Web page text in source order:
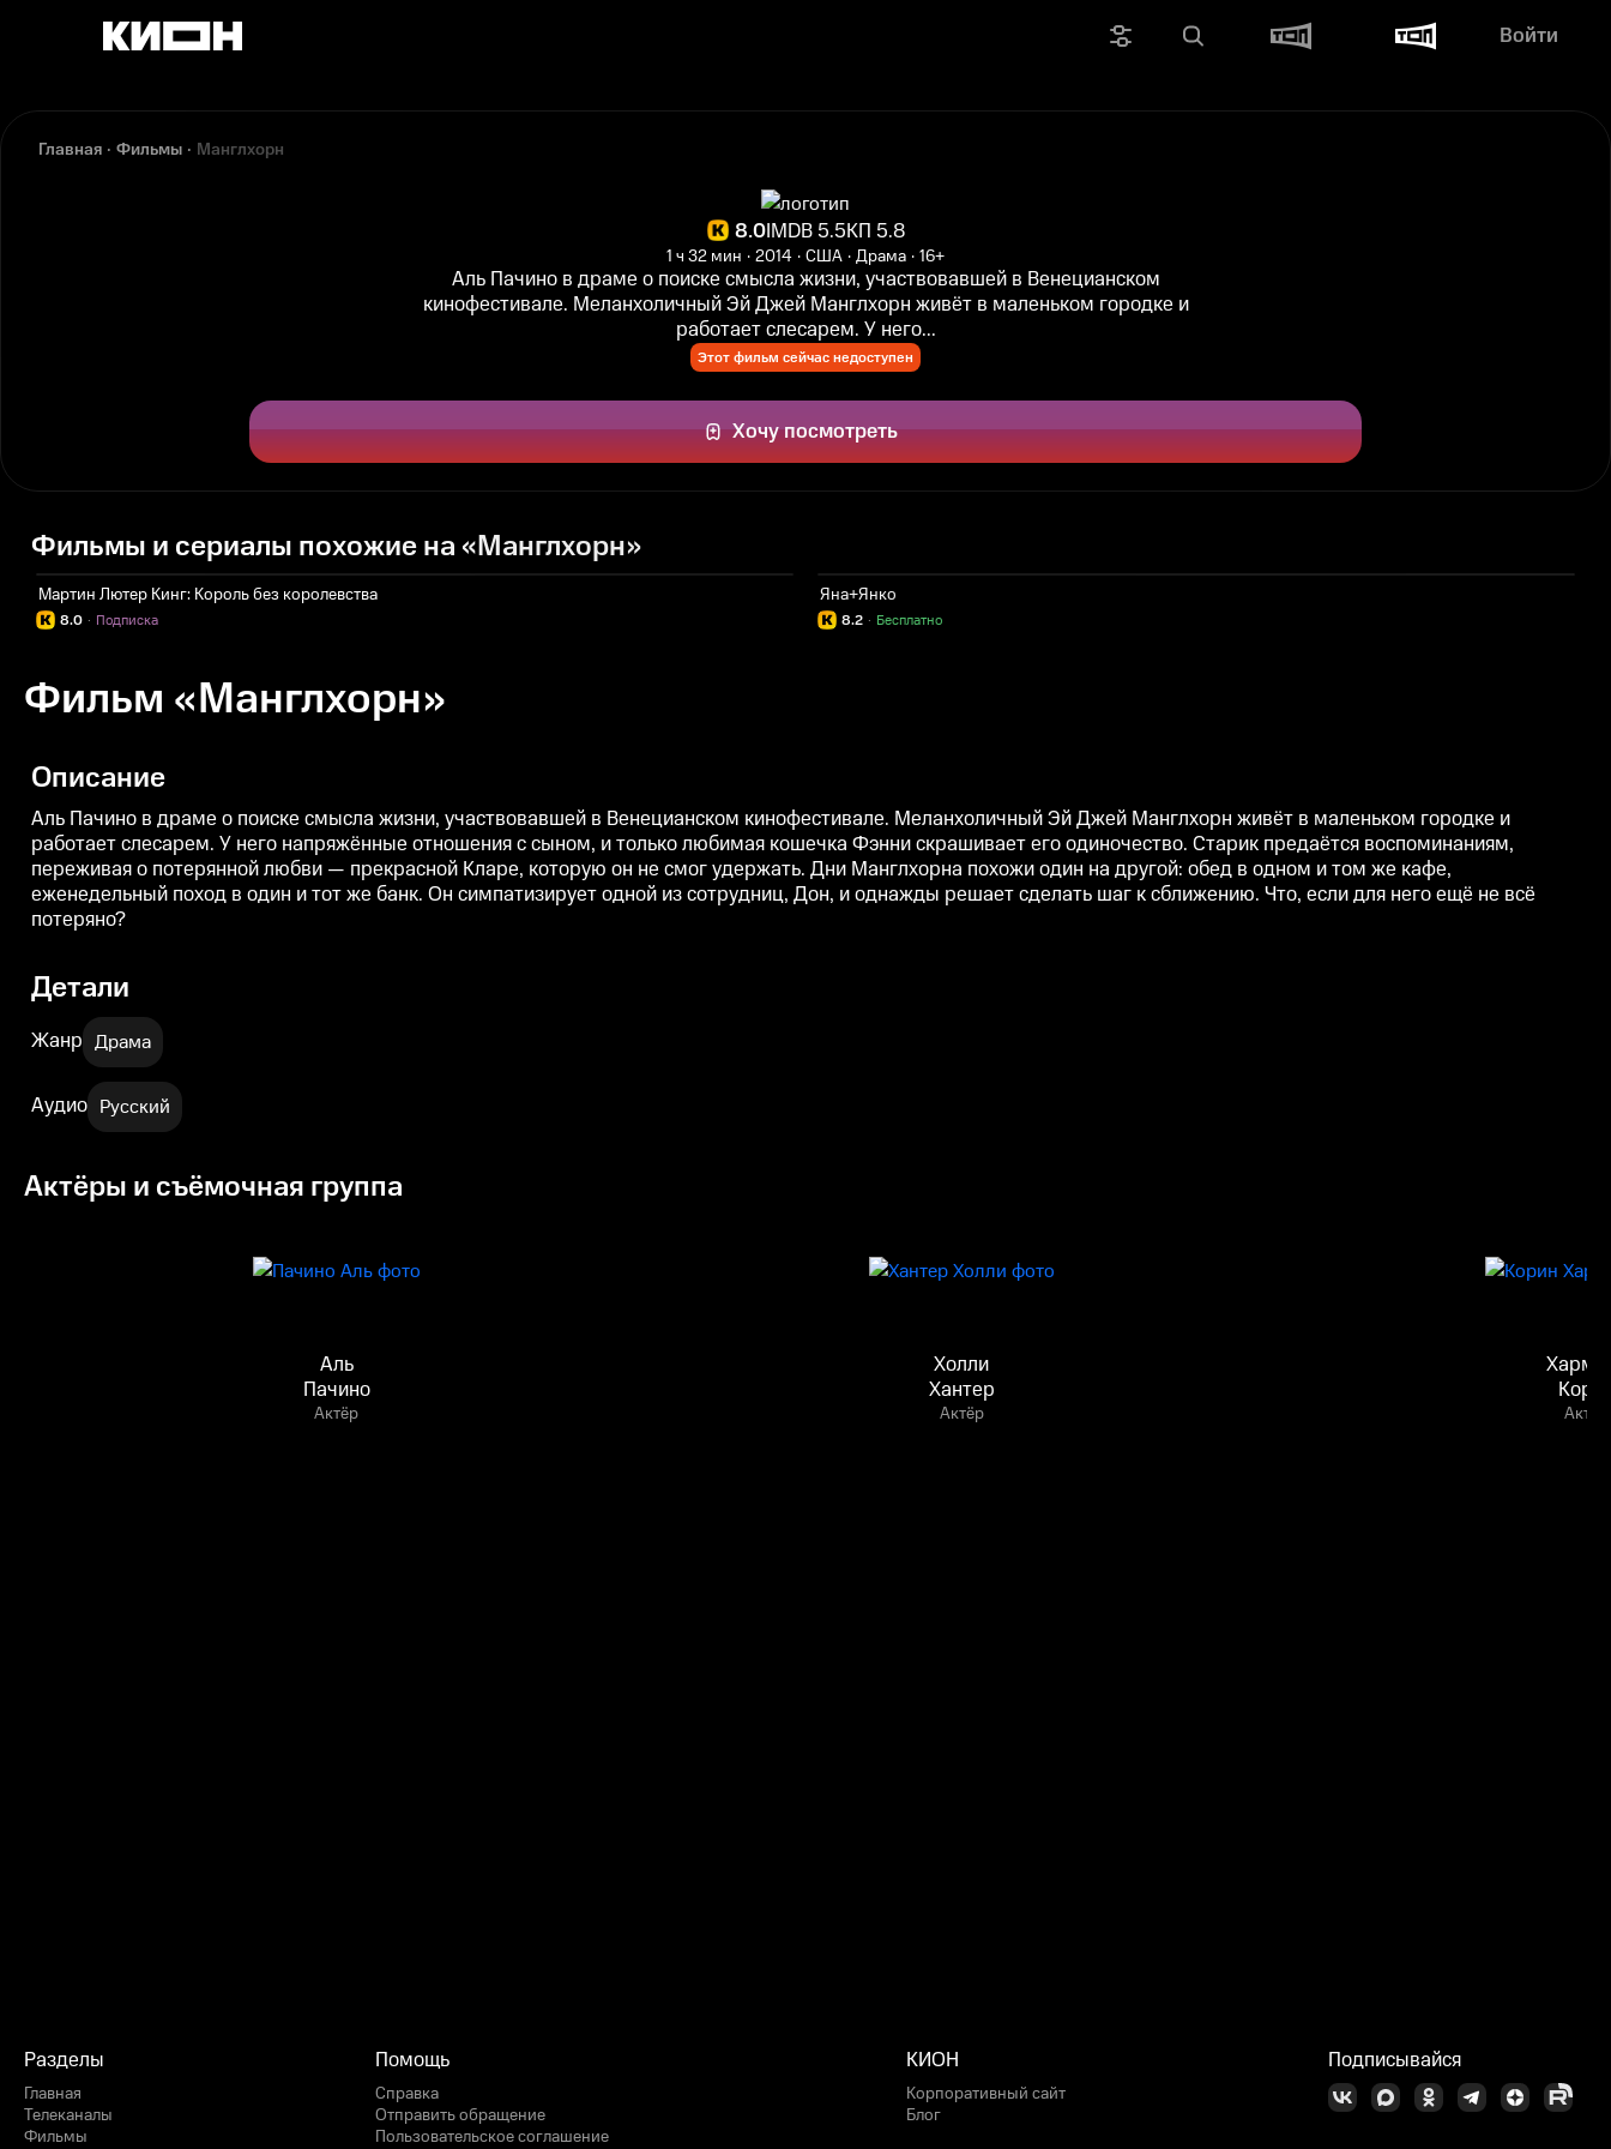
Войти
Главная Фильмы Манглхорн
8.0IMDB 5.5КП 5.8
1 ч 32 мин 2014 США Драма 16+
Аль Пачино в драме о поиске смысла жизни, участвовавшей в Венецианском
кинофестивале. Меланхоличный Эй Джей Манглхорн живёт в маленьком городке и
работает слесарем. У него...
Этот фильм сейчас недоступен
Хочу посмотреть
Фильмы и сериалы похожие на «Манглхорн»
Мартин Лютер Кинг: Король без королевства
8.0 Подписка
·
Яна+Янко
8.2 Бесплатно
·
Фильм «Манглхорн»
Описание
Аль Пачино в драме о поиске смысла жизни, участвовавшей в Венецианском кинофестивале. Меланхоличный Эй Джей Манглхорн живёт в маленьком городке и
работает слесарем. У него напряжённые отношения с сыном, и только любимая кошечка Фэнни скрашивает его одиночество. Старик предаётся воспоминаниям,
переживая о потерянной любви — прекрасной Кларе, которую он не смог удержать. Дни Манглхорна похожи один на другой: обед в одном и том же кафе,
еженедельный поход в один и тот же банк. Он симпатизирует одной из сотрудниц, Дон, и однажды решает сделать шаг к сближению. Что, если для него ещё не всё
потеряно?
Детали
Жанр Драма
Аудио Русский
Актёры и съёмочная группа
Аль
Пачино
Актёр
Холли
Хантер
Актёр Актёр
Разделы
Главная
Телеканалы
Фильмы
Помощь
Справка
Отправить обращение
Пользовательское соглашение
КИОН
Корпоративный сайт
Блог
Подписывайся